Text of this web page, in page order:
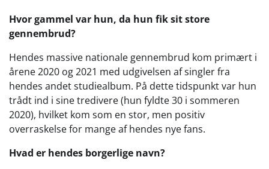
Hvor gammel var hun, da hun fik sit store
gennembrud?
Hendes massive nationale gennembrud kom primært i
årene 2020 og 2021 med udgivelsen af singler fra
hendes andet studiealbum. På dette tidspunkt var hun
trådt ind i sine tredivere (hun fyldte 30 i sommeren
2020), hvilket kom som en stor, men positiv
overraskelse for mange af hendes nye fans.
Hvad er hendes borgerlige navn?